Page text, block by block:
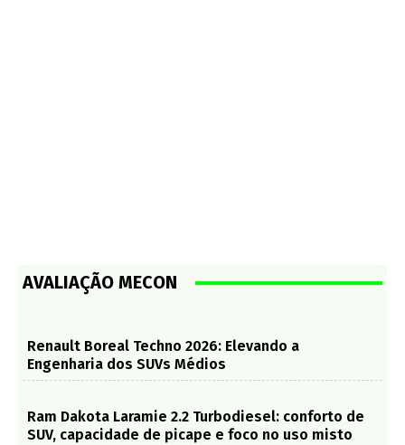
AVALIAÇÃO MECON
Renault Boreal Techno 2026: Elevando a
Engenharia dos SUVs Médios
Ram Dakota Laramie 2.2 Turbodiesel: conforto de
SUV, capacidade de picape e foco no uso misto